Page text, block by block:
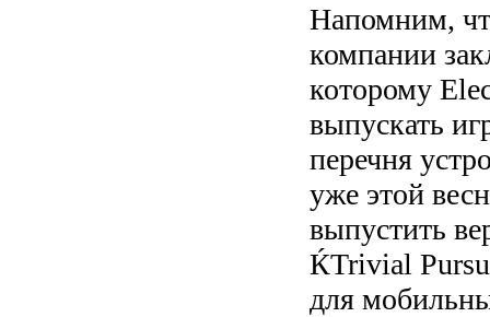
Напомним,
компании
которому
выпускать
перечня
уже этой
выпустить
ЌTrivial
для